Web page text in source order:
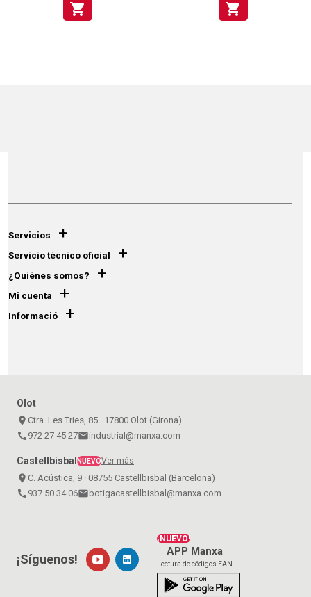
shopping_cart shopping_cart
Servicios +
Servicio técnico oficial +
¿Quiénes somos? +
Mi cuenta +
Informació +
Olot
place Ctra. Les Tries, 85 · 17800 Olot (Girona)
call 972 27 45 27emailindustrial@manxa.com
CastellbisbalNUEVOVer más
place C. Acústica, 9 · 08755 Castellbisbal (Barcelona)
call 937 50 34 06emailbotigacastellbisbal@manxa.com
¡NUEVO!
APP Manxa
Lectura de códigos EAN
¡Síguenos!